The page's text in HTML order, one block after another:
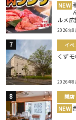
NEW
ルメ広
2026年8
イベ
くず
2026年8
開店
NEW